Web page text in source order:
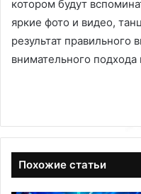
котором будут
яркие фото и видео,
результат правильного
внимательного подхода
Похожие статьи